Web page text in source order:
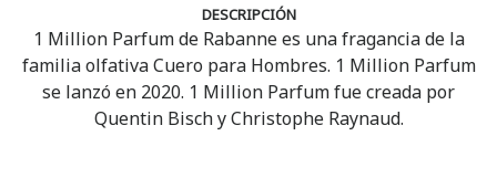
DESCRIPCIÓN
1 Million Parfum de Rabanne es una fragancia de la
familia olfativa Cuero para Hombres. 1 Million Parfum
se lanzó en 2020. 1 Million Parfum fue creada por
Quentin Bisch y Christophe Raynaud.